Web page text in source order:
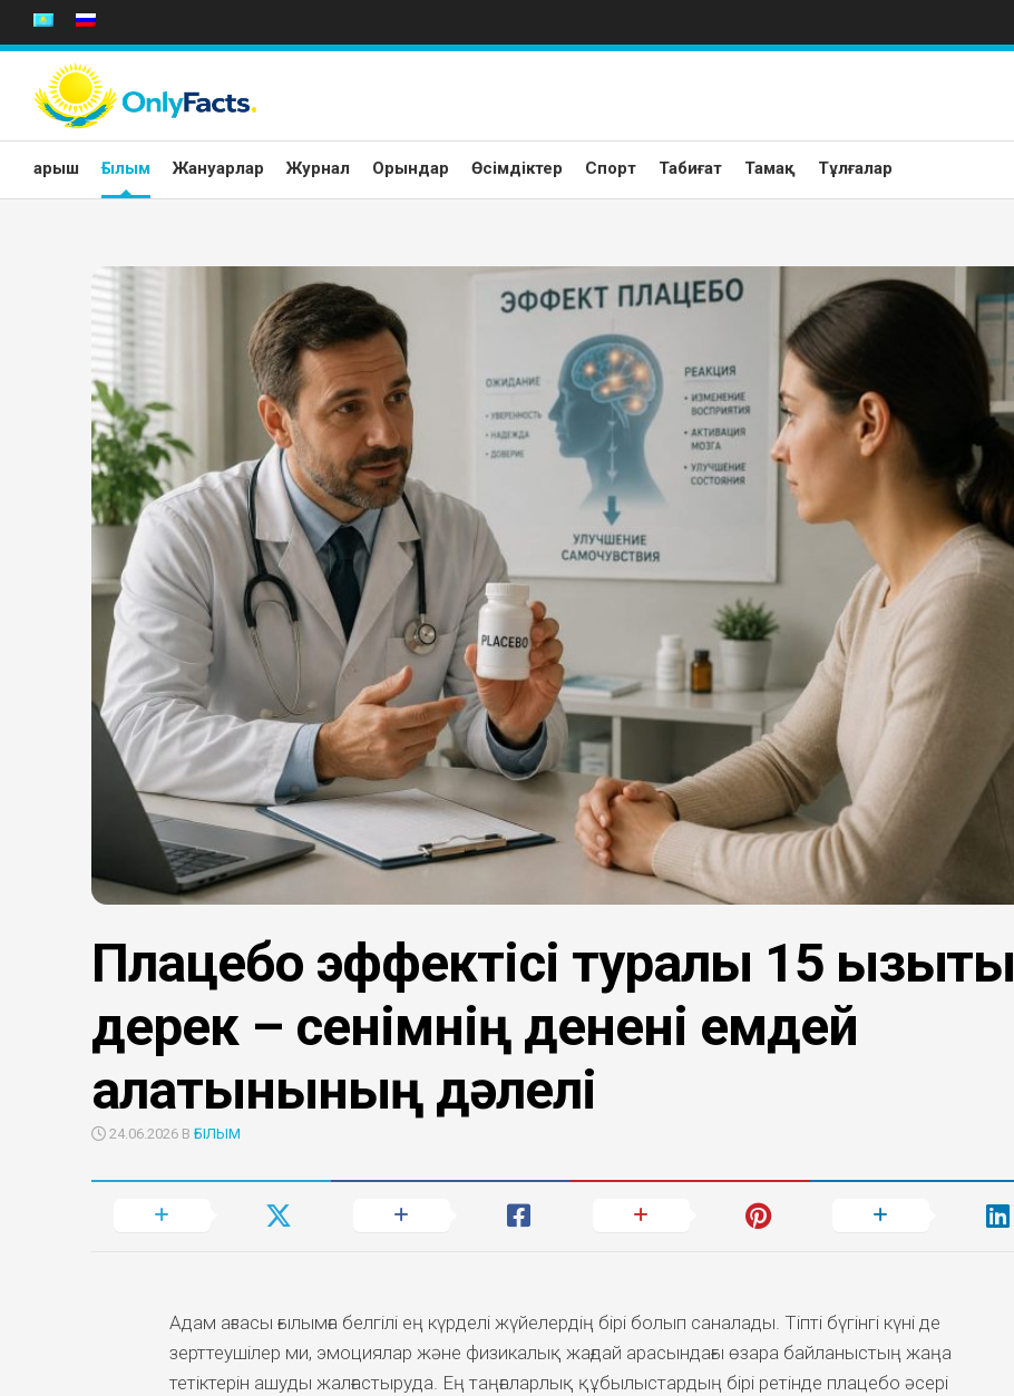
Ғарыш Ғылым Жануарлар Журнал Орындар Өсімдіктер Спорт Табиғат Тамақ Тұлғалар
Плацебо эффектісі туралы 15 қызықты
дерек – сенімнің денені емдей
алатынының дәлелі
24.06.2026 В ҒЫЛЫМ
Адам ағзасы ғылымға белгілі ең күрделі жүйелердің бірі болып саналады. Тіпті бүгінгі күні де
зерттеушілер ми, эмоциялар және физикалық жағдай арасындағы өзара байланыстың жаңа
тетіктерін ашуды жалғастыруда. Ең таңғаларлық құбылыстардың бірі ретінде плацебо әсері